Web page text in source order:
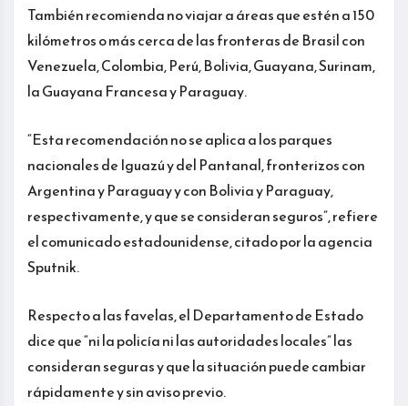
También recomienda no viajar a áreas que estén a 150
kilómetros o más cerca de las fronteras de Brasil con
Venezuela, Colombia, Perú, Bolivia, Guayana, Surinam,
la Guayana Francesa y Paraguay.
“Esta recomendación no se aplica a los parques
nacionales de Iguazú y del Pantanal, fronterizos con
Argentina y Paraguay y con Bolivia y Paraguay,
respectivamente, y que se consideran seguros”, refiere
el comunicado estadounidense, citado por la agencia
Sputnik.
Respecto a las favelas, el Departamento de Estado
dice que “ni la policía ni las autoridades locales” las
consideran seguras y que la situación puede cambiar
rápidamente y sin aviso previo.